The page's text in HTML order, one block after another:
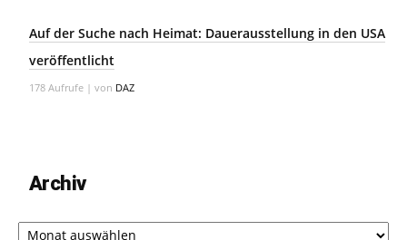
Auf der Suche nach Heimat: Dauerausstellung in den USA
veröffentlicht
178 Aufrufe | von DAZ
Archiv
Archiv